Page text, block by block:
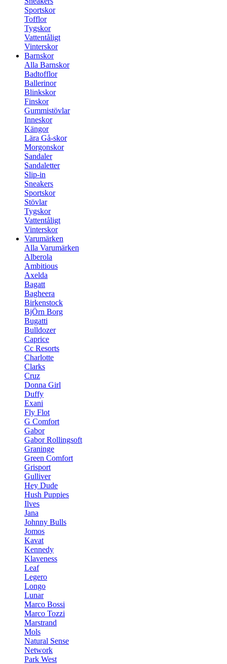
Sportskor
Tofflor
Tygskor
Vattentåligt
Vinterskor
Barnskor
Alla Barnskor
Badtofflor
Ballerinor
Blinkskor
Finskor
Gummistövlar
Inneskor
Kängor
Lära Gå-skor
Morgonskor
Sandaler
Sandaletter
Slip-in
Sneakers
Sportskor
Stövlar
Tygskor
Vattentåligt
Vinterskor
Varumärken
Alla Varumärken
Alberola
Ambitious
Axelda
Bagatt
Bagheera
Birkenstock
BjÖrn Borg
Bugatti
Bulldozer
Caprice
Cc Resorts
Charlotte
Clarks
Cruz
Donna Girl
Duffy
Exani
Fly Flot
G Comfort
Gabor
Gabor Rollingsoft
Graninge
Green Comfort
Grisport
Gulliver
Hey Dude
Hush Puppies
Ilves
Jana
Johnny Bulls
Jomos
Kavat
Kennedy
Klaveness
Leaf
Legero
Longo
Lunar
Marco Bossi
Marco Tozzi
Marstrand
Mols
Natural Sense
Network
Park West